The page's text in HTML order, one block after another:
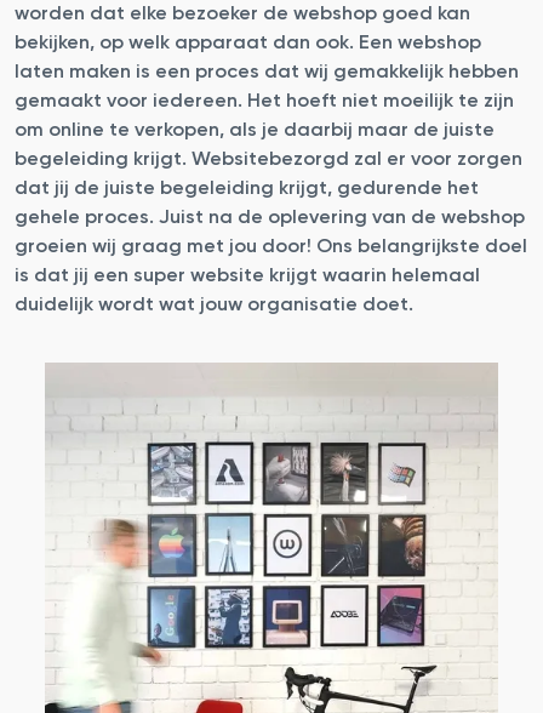
worden dat elke bezoeker de webshop goed kan
bekijken, op welk apparaat dan ook. Een webshop
laten maken is een proces dat wij gemakkelijk hebben
gemaakt voor iedereen. Het hoeft niet moeilijk te zijn
om online te verkopen, als je daarbij maar de juiste
begeleiding krijgt. Websitebezorgd zal er voor zorgen
dat jij de juiste begeleiding krijgt, gedurende het
gehele proces. Juist na de oplevering van de webshop
groeien wij graag met jou door! Ons belangrijkste doel
is dat jij een super website krijgt waarin helemaal
duidelijk wordt wat jouw organisatie doet.